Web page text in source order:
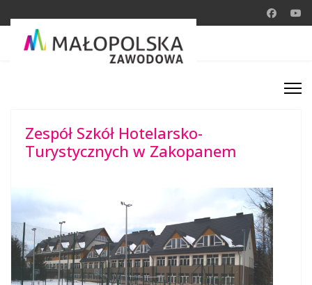
Zespół Szkół Hotelarsko-
Turystycznych w Zakopanem